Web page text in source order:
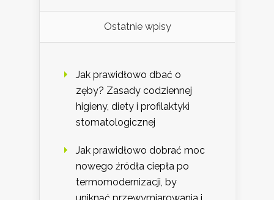
Ostatnie wpisy
Jak prawidłowo dbać o
zęby? Zasady codziennej
higieny, diety i profilaktyki
stomatologicznej
Jak prawidłowo dobrać moc
nowego źródła ciepła po
termomodernizacji, by